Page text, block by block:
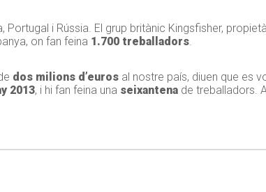
Portugal i Rússia. El grup britànic Kingsfisher,
on fan feina 1.700 treballadors.
dos milions d’euros al nostre país, diuen que es
2013, i hi fan feina una seixantena de treballadors.